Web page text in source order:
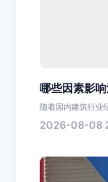
哪些因素影
随着国内建筑行业
2026-08-08